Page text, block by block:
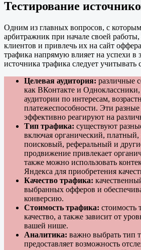
Тестирование
Одним из главных вопросов, с
арбитражник при начале своей работы,
клиентов и привлечь их на сайт
трафика напрямую влияет на успехи в
источника трафика следует
Целевая аудитория: различные
как ВКонтакте и
аудитории по интересам,
платежеспособности. Эти
эффективно реагируют на
Тип трафика: существуют
включая органический,
поисковый, реферальный и
продвижение привлекает
также можно использовать
Яндекса для приобретения
Качество трафика:
выбранных офферов и
конверсию.
Стоимость трафика: стоимость
качество, а также зависит от
вашей нише.
Аналитика: важно выбрать тип
предоставляет возможность